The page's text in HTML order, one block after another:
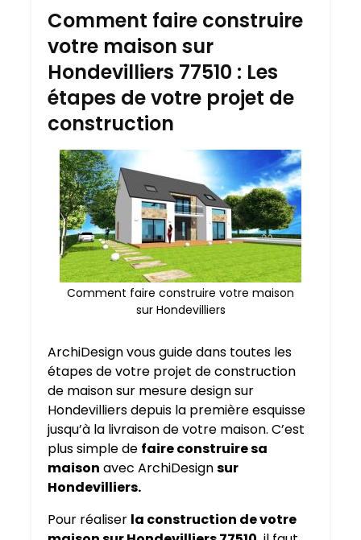
Comment faire construire
votre maison sur
Hondevilliers 77510 : Les
étapes de votre projet de
construction
Comment faire construire votre maison
sur Hondevilliers
ArchiDesign vous guide dans toutes les
étapes de votre projet de construction
de maison sur mesure design sur
Hondevilliers depuis la première esquisse
jusqu’à la livraison de votre maison. C’est
plus simple de faire construire sa
maison avec ArchiDesignsur
Hondevilliers.
Pour réaliser la construction de votre